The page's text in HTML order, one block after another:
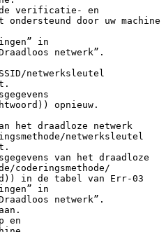
de verificatie- en
ondersteund door uw machine
in
netwerk”.
netwerksleutel
opnieuw.
het draadloze netwerk
netwerksleutel
van het draadloze
coderingsmethode/
in de tabel van Err-03
in
netwerk”.
en